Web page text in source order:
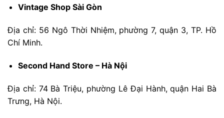
Vintage Shop Sài Gòn
Địa chỉ: 56 Ngô Thời Nhiệm, phường 7, quận 3, TP. Hồ
Chí Minh.
Second Hand Store – Hà Nội
Địa chỉ: 74 Bà Triệu, phường Lê Đại Hành, quận Hai Bà
Trưng, Hà Nội.